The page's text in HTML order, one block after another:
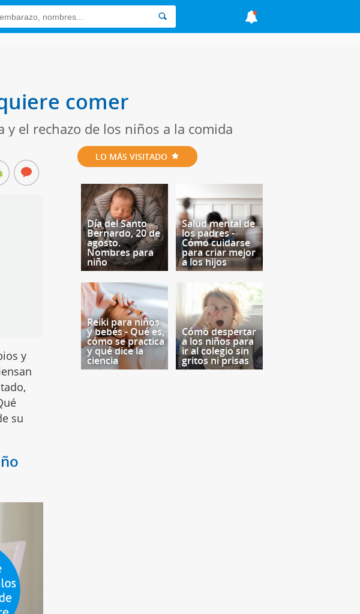
comer
el rechazo de los niños a la comida
y
su
LO MÁS VISITADO
Día del Santo
Bernardo, 20 de
agosto.
Nombres para
niño
Salud mental de
los padres -
Cómo cuidarse
para criar mejor
a los hijos
Reiki para niños
y bebés - Qué es,
cómo se practica
y qué dice la
ciencia
Cómo despertar
a los niños para
ir al colegio sin
gritos ni prisas